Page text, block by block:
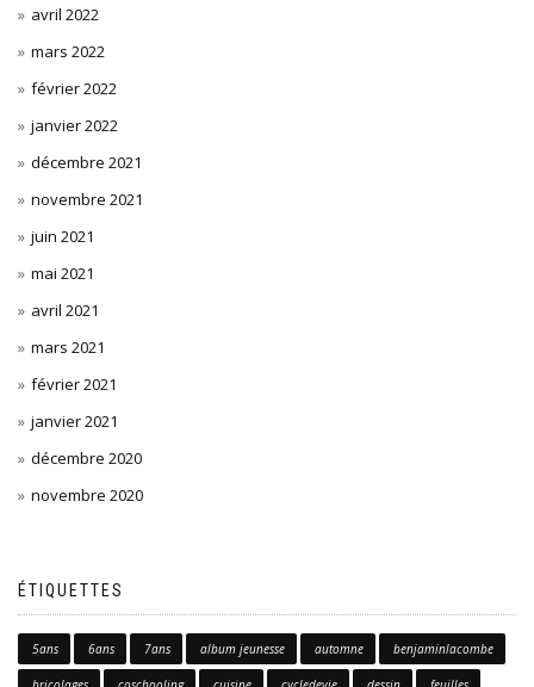
avril 2022
mars 2022
février 2022
janvier 2022
décembre 2021
novembre 2021
juin 2021
mai 2021
avril 2021
mars 2021
février 2021
janvier 2021
décembre 2020
novembre 2020
ÉTIQUETTES
5ans 6ans 7ans album jeunesse automne benjaminlacombe